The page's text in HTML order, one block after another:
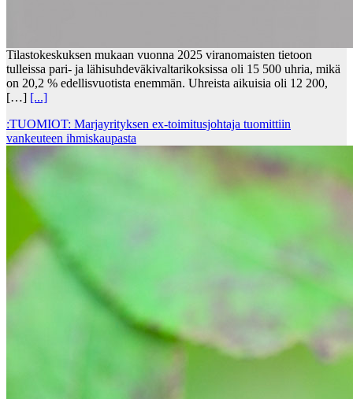
Tilastokeskuksen mukaan vuonna 2025 viranomaisten tietoon
tulleissa pari- ja lähisuhdeväkivaltarikoksissa oli 15 500 uhria, mikä
on 20,2 % edellisvuotista enemmän. Uhreista aikuisia oli 12 200,
[…] [...]
:TUOMIOT: Marjayrityksen ex-toimitusjohtaja tuomittiin
vankeuteen ihmiskaupasta